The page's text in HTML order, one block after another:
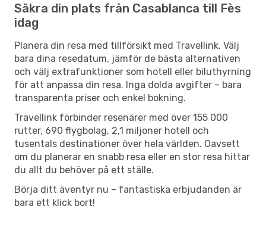
Säkra din plats från Casablanca till Fès
idag
Planera din resa med tillförsikt med Travellink. Välj
bara dina resedatum, jämför de bästa alternativen
och välj extrafunktioner som hotell eller biluthyrning
för att anpassa din resa. Inga dolda avgifter – bara
transparenta priser och enkel bokning.
Travellink förbinder resenärer med över 155 000
rutter, 690 flygbolag, 2,1 miljoner hotell och
tusentals destinationer över hela världen. Oavsett
om du planerar en snabb resa eller en stor resa hittar
du allt du behöver på ett ställe.
Börja ditt äventyr nu – fantastiska erbjudanden är
bara ett klick bort!